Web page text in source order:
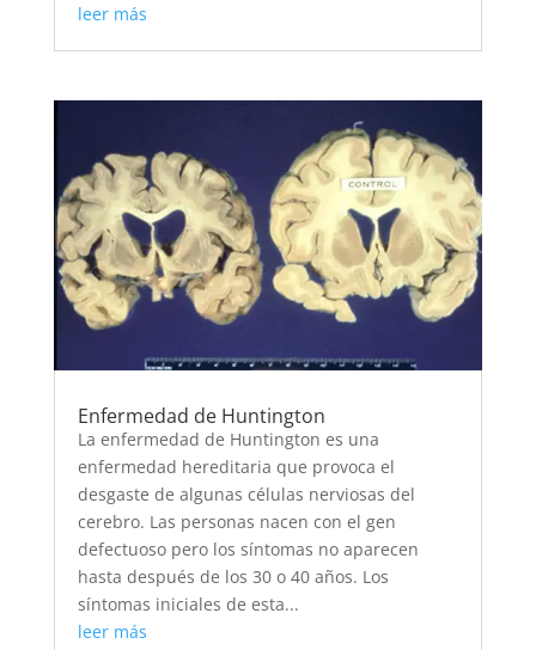
leer más
Enfermedad de Huntington
La enfermedad de Huntington es una
enfermedad hereditaria que provoca el
desgaste de algunas células nerviosas del
cerebro. Las personas nacen con el gen
defectuoso pero los síntomas no aparecen
hasta después de los 30 o 40 años. Los
síntomas iniciales de esta...
leer más